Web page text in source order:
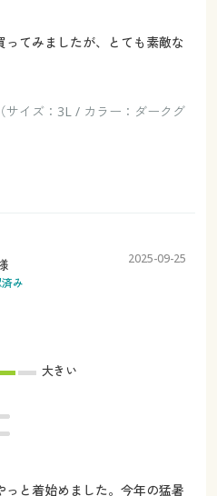
てみましたが、とても素敵な
サイズ：3L / カラー：ダークグ
み
2025-09-25
大きい
と着始めました。今年の猛暑